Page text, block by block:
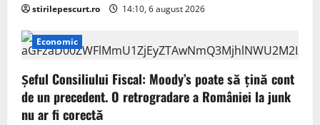
stirilepescurt.ro 14:10, 6 august 2026
Economic
Șeful Consiliului Fiscal: Moody’s poate să țină cont
de un precedent. O retrogradare a României la junk
nu ar fi corectă